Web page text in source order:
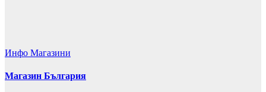
Инфо Магазини
Магазин България